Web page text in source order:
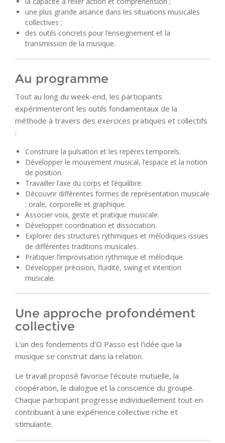
une plus grande aisance dans les situations musicales
collectives ;
des outils concrets pour l’enseignement et la
transmission de la musique.
Au programme
Tout au long du week-end, les participants
expérimenteront les outils fondamentaux de la
méthode à travers des exercices pratiques et collectifs
:
Construire la pulsation et les repères temporels.
Développer le mouvement musical, l’espace et la notion
de position.
Travailler l’axe du corps et l’équilibre.
Découvrir différentes formes de représentation musicale
: orale, corporelle et graphique.
Associer voix, geste et pratique musicale.
Développer coordination et dissociation.
Explorer des structures rythmiques et mélodiques issues
de différentes traditions musicales.
Pratiquer l’improvisation rythmique et mélodique.
Développer précision, fluidité, swing et intention
musicale.
Une approche profondément
collective
L’un des fondements d’O Passo est l’idée que la
musique se construit dans la relation.
Le travail proposé favorise l’écoute mutuelle, la
coopération, le dialogue et la conscience du groupe.
Chaque participant progresse individuellement tout en
contribuant à une expérience collective riche et
stimulante.